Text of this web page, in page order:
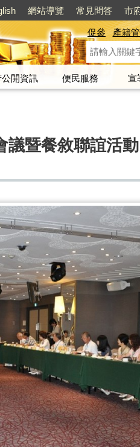
網站導覽 常見問答 市
促參 產籍
開資訊 便民服務
宣
暨餐敘聯誼活